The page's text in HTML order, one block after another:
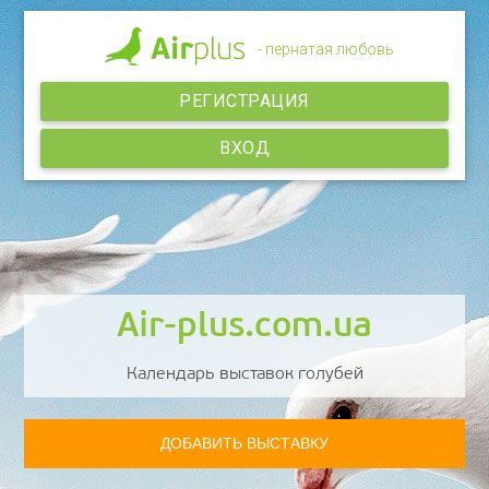
- пернатая любовь
ВХОД
РЕГИСТРАЦИЯ
Air-plus.com.ua
Календарь выставок голубей
ДОБАВИТЬ ВЫСТАВКУ